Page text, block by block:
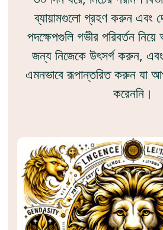
ব্যায়ামগুলো গ্রহণ করুন এবং
পদক্ষেপগুলি গভীর পরিবর্তন
জন্য নিজেকে উৎসর্গ করুন,
এমনভাবে রূপান্তরিত করুন যা
করেননি।